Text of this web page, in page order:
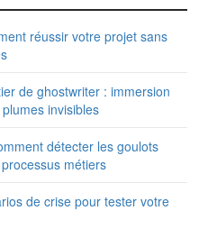
réussir votre projet sans
de ghostwriter : immersion
invisibles
détecter les goulots
métiers
de crise pour tester votre